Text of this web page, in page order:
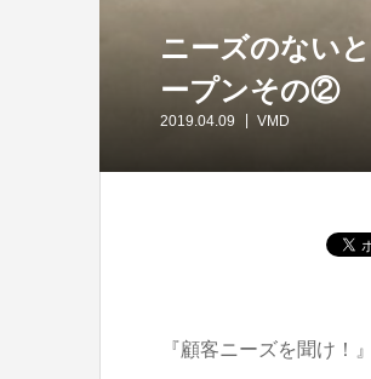
ニーズのない
ープンその②
2019.04.09 VMD
『顧客ニーズを聞け！